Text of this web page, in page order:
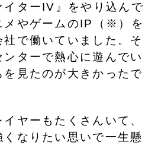
イターIV』をやり込んで
メやゲームのIP（※）を
で働いていました。そ
ターで熱心に遊んでい
見たのが大きかったで
ヤーもたくさんいて、
なりたい思いで一生懸